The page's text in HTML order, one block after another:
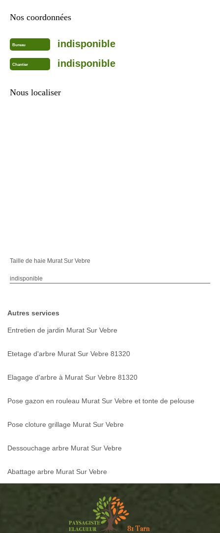
Nos coordonnées
Bureau indisponible
Chantier indisponible
Nous localiser
Taille de haie Murat Sur Vebre
indisponible
Autres services
Entretien de jardin Murat Sur Vebre
Etetage d'arbre Murat Sur Vebre 81320
Elagage d'arbre à Murat Sur Vebre 81320
Pose gazon en rouleau Murat Sur Vebre et tonte de pelouse
Pose cloture grillage Murat Sur Vebre
Dessouchage arbre Murat Sur Vebre
Abattage arbre Murat Sur Vebre